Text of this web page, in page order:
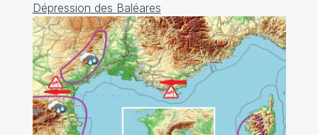
Dépression des Baléares